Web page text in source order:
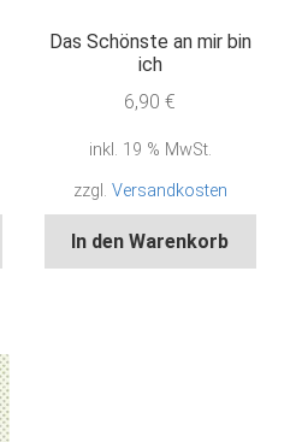
Das Schönste an mir bin
ich
6,90€
inkl. 19 % MwSt.
zzgl. Versandkosten
In den Warenkorb